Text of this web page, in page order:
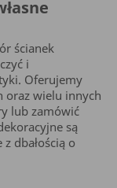
ścianek
i
Oferujemy
oraz wielu innych
lub zamówić
są
dbałością o